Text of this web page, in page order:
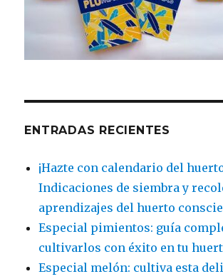
ENTRADAS RECIENTES
¡Hazte con calendario del
Indicaciones de siembra y
aprendizajes del huerto
Especial pimientos: guía
cultivarlos con éxito en tu
Especial melón: cultiva esta